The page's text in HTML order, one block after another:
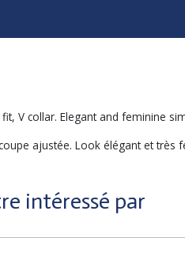
V collar. Elegant and feminine
ajustée. Look élégant et
intéressé par